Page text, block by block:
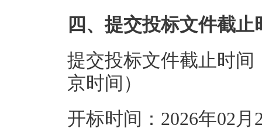
四、提交投标文件截
提交投标文件截止时间
京时间）
开标时间：2026年02